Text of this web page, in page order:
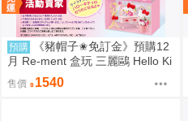
預購
《豬帽子✬免訂金》預購12
月 Re-ment 盒玩 三麗鷗 Hello Ki
tty 秘密房間之旅 中盒6入 0816
售價 1540